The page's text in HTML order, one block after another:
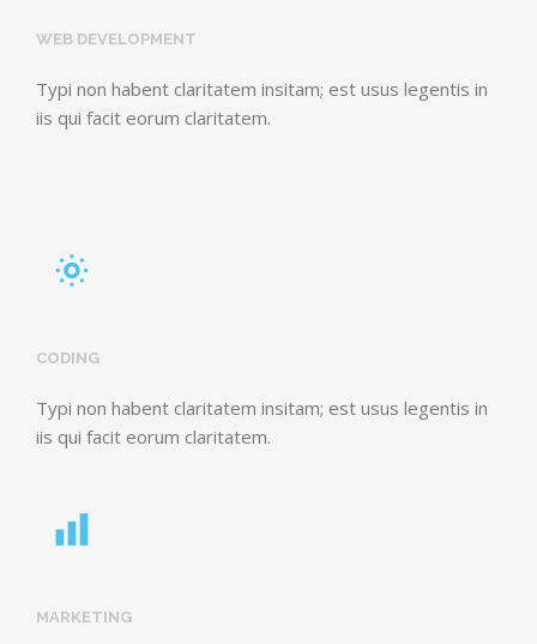
WEB DEVELOPMENT
Typi non habent claritatem insitam; est usus legentis in
iis qui facit eorum claritatem.
CODING
Typi non habent claritatem insitam; est usus legentis in
iis qui facit eorum claritatem.
MARKETING